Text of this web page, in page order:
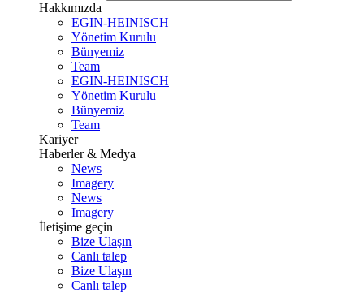
Hakkımızda
EGIN-HEINISCH
Yönetim Kurulu
Bünyemiz
Team
EGIN-HEINISCH
Yönetim Kurulu
Bünyemiz
Team
Kariyer
Haberler & Medya
News
Imagery
News
Imagery
İletişime geçin
Bize Ulaşın
Canlı talep
Bize Ulaşın
Canlı talep